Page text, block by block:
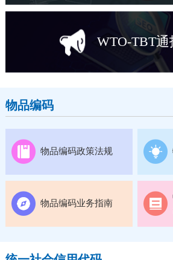
WTO-TBT通
物品编码
物品编码政策法规
物品编码业务指南